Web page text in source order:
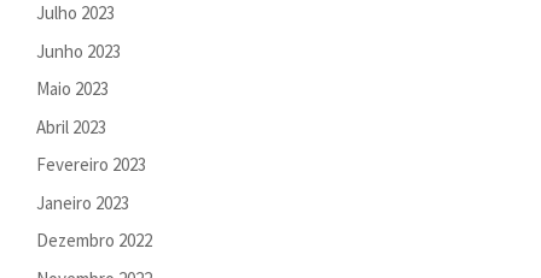
Julho 2023
Junho 2023
Maio 2023
Abril 2023
Fevereiro 2023
Janeiro 2023
Dezembro 2022